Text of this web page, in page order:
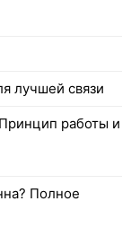
лучшей связи
работы и
Полное